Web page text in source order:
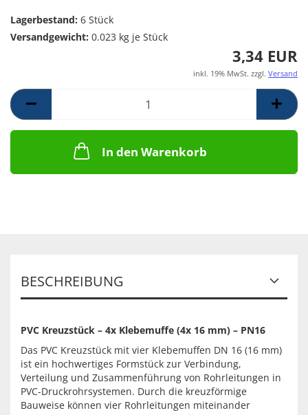
Lagerbestand: 6 Stück
Versandgewicht: 0.023 kg je Stück
3,34 EUR
inkl. 19% MwSt. zzgl. Versand
In den Warenkorb
BESCHREIBUNG
PVC Kreuzstück – 4x Klebemuffe (4x 16 mm) – PN16
Das PVC Kreuzstück mit vier Klebemuffen DN 16 (16 mm)
ist ein hochwertiges Formstück zur Verbindung,
Verteilung und Zusammenführung von Rohrleitungen in
PVC-Druckrohrsystemen. Durch die kreuzförmige
Bauweise können vier Rohrleitungen miteinander